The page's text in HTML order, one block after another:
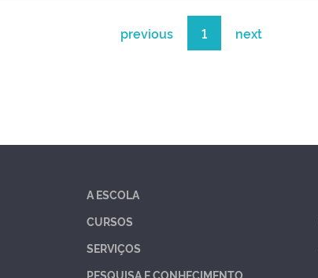
previous 1 next
A ESCOLA
CURSOS
SERVIÇOS
PESQUISA E CONHECIMENTO